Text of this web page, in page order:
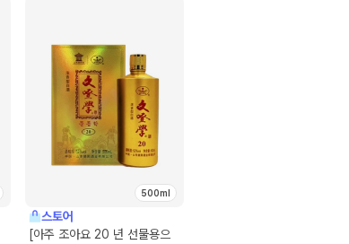
500ml
스토어
[아주 조아요 20 년 선물용으